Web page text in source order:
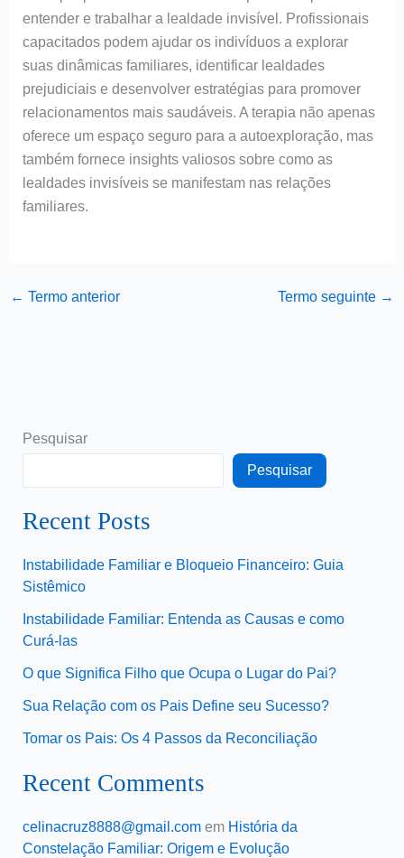
entender e trabalhar a lealdade invisível. Profissionais
capacitados podem ajudar os indivíduos a explorar
suas dinâmicas familiares, identificar lealdades
prejudiciais e desenvolver estratégias para promover
relacionamentos mais saudáveis. A terapia não apenas
oferece um espaço seguro para a autoexploração, mas
também fornece insights valiosos sobre como as
lealdades invisíveis se manifestam nas relações
familiares.
← Termo anterior Termo seguinte →
Pesquisar
Pesquisar
Recent Posts
Instabilidade Familiar e Bloqueio Financeiro: Guia
Sistêmico
Instabilidade Familiar: Entenda as Causas e como
Curá-las
O que Significa Filho que Ocupa o Lugar do Pai?
Sua Relação com os Pais Define seu Sucesso?
Tomar os Pais: Os 4 Passos da Reconciliação
Recent Comments
celinacruz8888@gmail.comem História da
Constelação Familiar: Origem e Evolução